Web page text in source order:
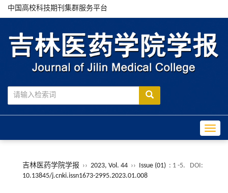
中国高校科技期刊集群服务平台
吉林医药学院学报 ›› 2023, Vol. 44 ›› Issue (01) : 1 -5.
DOI:
10.13845/j.cnki.issn1673-2995.2023.01.008